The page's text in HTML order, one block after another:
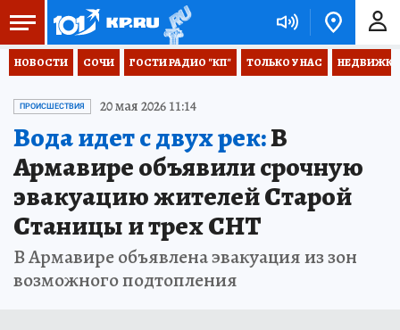
НОВОСТИ СОЧИ ГОСТИ РАДИО "КП" ТОЛЬКО У НАС НЕДВИЖКА
ПРОИСШЕСТВИЯ 20 мая 2026 11:14
Вода идет с двух рек:В
Армавире объявили срочную
эвакуацию жителей Старой
Станицы и трех СНТ
В Армавире объявлена эвакуация из зон
возможного подтопления